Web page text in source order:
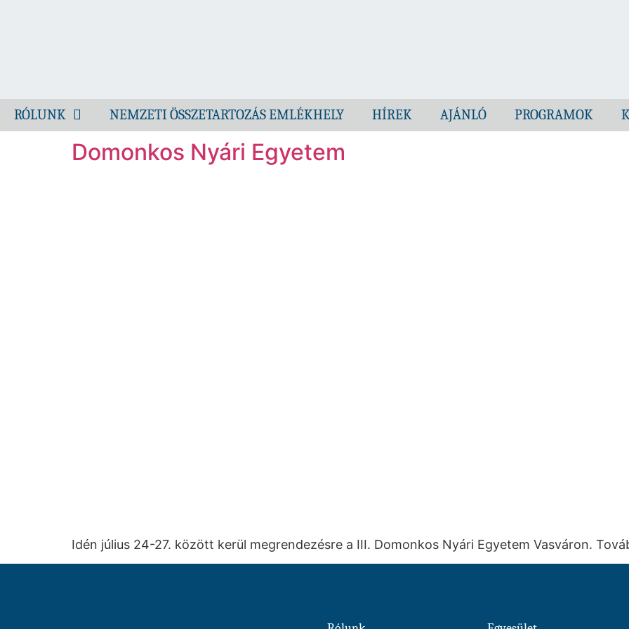
RÓLUNK NEMZETI ÖSSZETARTOZÁS EMLÉKHELY HÍREK AJÁNLÓ PROGRAMOK
Domonkos Nyári Egyetem
Idén július 24-27. között kerül megrendezésre a III. Domonkos Nyári Egyetem Vasváron.